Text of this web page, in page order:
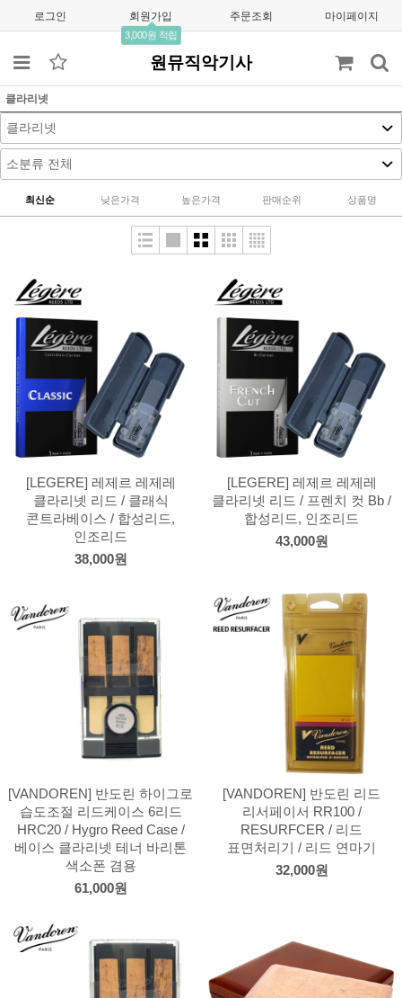
로그인 회원가입
3,000원 적립
주문조회 마이페이지
원뮤직악기사
클라리넷
최신순 낮은가격 높은가격 판매순위 상품명
[LEGERE] 레제르 레제레
클라리넷 리드 / 클래식
콘트라베이스 / 합성리드,
인조리드
38,000원
[LEGERE] 레제르 레제레
클라리넷 리드 / 프렌치 컷 Bb /
합성리드, 인조리드
43,000원
[VANDOREN] 반도린 하이그로
습도조절 리드케이스 6리드
HRC20 / Hygro Reed Case /
베이스 클라리넷 테너 바리톤
색소폰 겸용
61,000원
[VANDOREN] 반도린 리드
리서페이서 RR100 /
RESURFCER / 리드
표면처리기 / 리드 연마기
32,000원